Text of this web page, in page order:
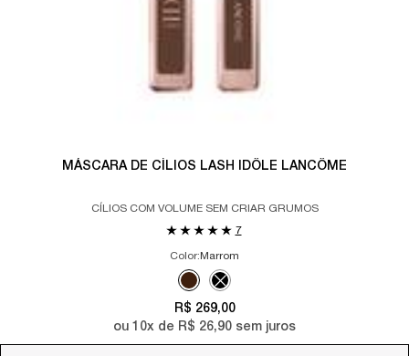
MÁSCARA DE CÍLIOS LASH IDÔLE LANCÔME
CÍLIOS COM VOLUME SEM CRIAR GRUMOS
7
Color: Marrom
Selected
Marrom color for MÁSCARA DE CÍLIOS
Selected
The product variation is out of stock,
R$ 269,00
ou 10x de R$ 26,90 sem juros